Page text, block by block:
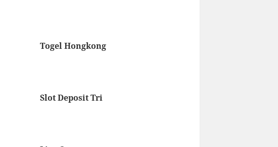
Togel Hongkong
Slot Deposit Tri